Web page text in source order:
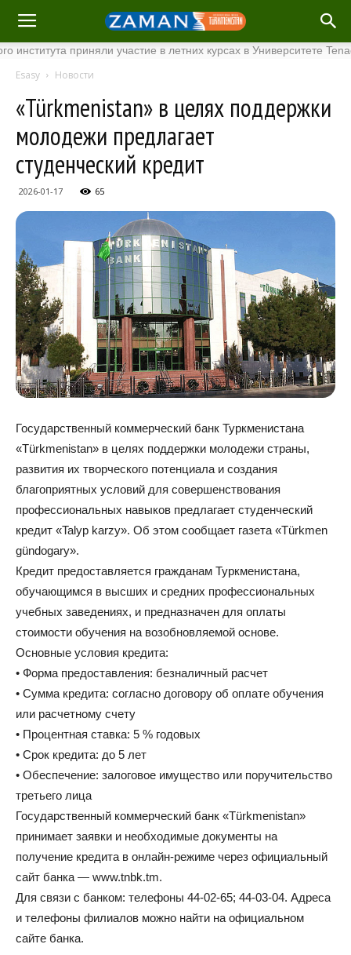
приняли участие в летних курсах в Университете Tenaga
Esasy Новости
«Türkmenistan» в целях поддержки
молодежи предлагает
студенческий кредит
2026-01-17 65
Государственный коммерческий банк Туркменистана
«Türkmenistan» в целях поддержки молодежи страны,
развития их творческого потенциала и создания
благоприятных условий для совершенствования
профессиональных навыков предлагает студенческий
кредит «Talyp karzy». Об этом сообщает газета «Türkmen
gündogary».
Кредит предоставляется гражданам Туркменистана,
обучающимся в высших и средних профессиональных
учебных заведениях, и предназначен для оплаты
стоимости обучения на возобновляемой основе.
Основные условия кредита:
• Форма предоставления: безналичный расчет
• Сумма кредита: согласно договору об оплате обучения
или расчетному счету
• Процентная ставка: 5 % годовых
• Срок кредита: до 5 лет
• Обеспечение: залоговое имущество или поручительство
третьего лица
Государственный коммерческий банк «Türkmenistan»
принимает заявки и необходимые документы на
получение кредита в онлайн-режиме через официальный
сайт банка — www.tnbk.tm.
Для связи с банком: телефоны 44-02-65; 44-03-04. Адреса
и телефоны филиалов можно найти на официальном
сайте банка.